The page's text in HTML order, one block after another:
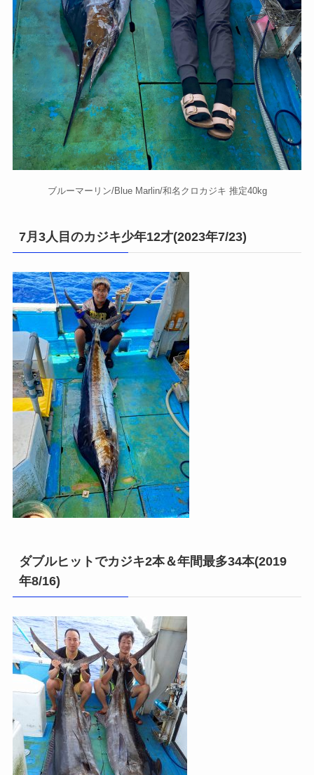
ブルーマーリン/Blue Marlin/和名クロカジキ 推定40kg
7月3人目のカジキ少年12才(2023年7/23)
ダブルヒットでカジキ2本＆年間最多34本(2019
年8/16)